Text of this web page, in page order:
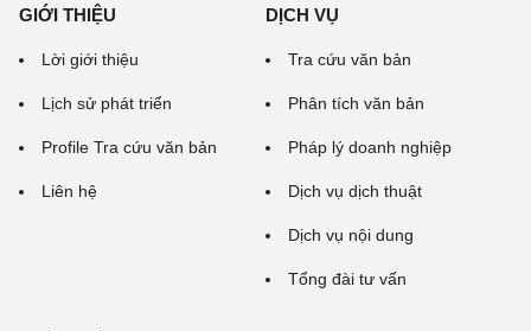
GIỚI THIỆU
Lời giới thiệu
Lịch sử phát triển
Profile Tra cứu văn bản
Liên hệ
DỊCH VỤ
Tra cứu văn bản
Phân tích văn bản
Pháp lý doanh nghiệp
Dịch vụ dịch thuật
Dịch vụ nội dung
Tổng đài tư vấn